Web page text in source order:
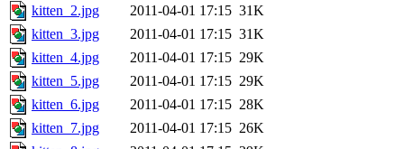
kitten_2.jpg
2011-04-01 17:15 31K
kitten_3.jpg
2011-04-01 17:15 31K
kitten_4.jpg
2011-04-01 17:15 29K
kitten_5.jpg
2011-04-01 17:15 29K
kitten_6.jpg
2011-04-01 17:15 28K
kitten_7.jpg
2011-04-01 17:15 26K